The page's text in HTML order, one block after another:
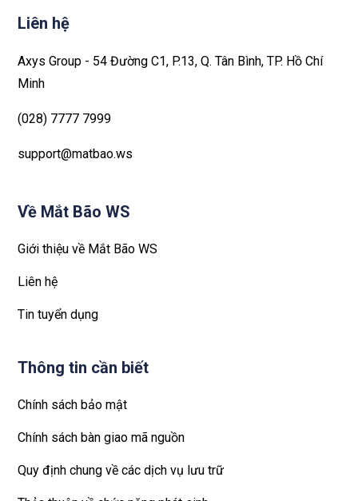
Liên hệ
Axys Group - 54 Đường C1, P.13, Q. Tân Bình, TP. Hồ Chí
Minh
(028) 7777 7999
support@matbao.ws
Về Mắt Bão WS
Giới thiệu về Mắt Bão WS
Liên hệ
Tin tuyển dụng
Thông tin cần biết
Chính sách bảo mật
Chính sách bàn giao mã nguồn
Quy định chung về các dịch vụ lưu trữ